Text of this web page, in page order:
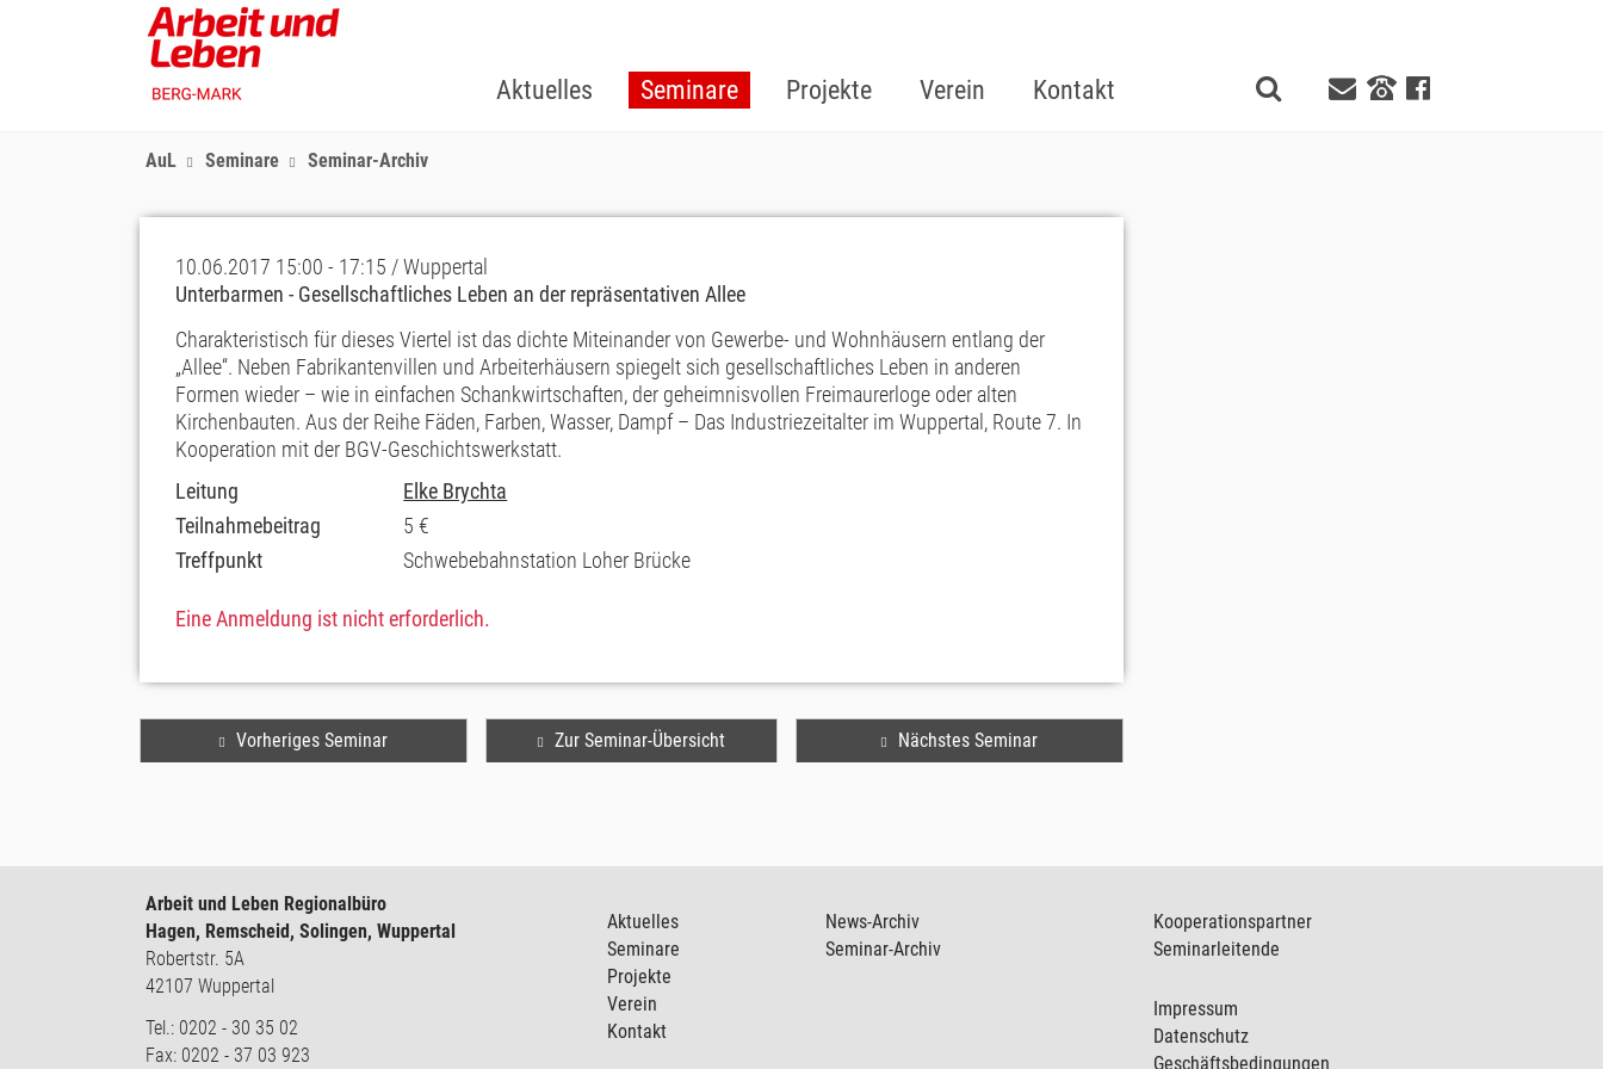
Aktuelles Seminare Projekte Verein Kontakt
AuL Seminare Seminar-Archiv
10.06.2017 15:00 - 17:15 / Wuppertal
Unterbarmen - Gesellschaftliches Leben an der repräsentativen Allee
Charakteristisch für dieses Viertel ist das dichte Miteinander von Gewerbe- und Wohnhäusern entlang der
„Allee“. Neben Fabrikantenvillen und Arbeiterhäusern spiegelt sich gesellschaftliches Leben in anderen
Formen wieder – wie in einfachen Schankwirtschaften, der geheimnisvollen Freimaurerloge oder alten
Kirchenbauten. Aus der Reihe Fäden, Farben, Wasser, Dampf – Das Industriezeitalter im Wuppertal, Route 7. In
Kooperation mit der BGV-Geschichtswerkstatt.
Leitung
Elke Brychta
Teilnahmebeitrag
5 €
Treffpunkt
Schwebebahnstation Loher Brücke
Eine Anmeldung ist nicht erforderlich.
Vorheriges Seminar Zur Seminar-Übersicht Nächstes Seminar
Arbeit und Leben Regionalbüro
Hagen, Remscheid, Solingen, Wuppertal
Robertstr. 5A
42107 Wuppertal
Tel.: 0202 - 30 35 02
Fax: 0202 - 37 03 923
Aktuelles
Seminare
Projekte
Verein
Kontakt
News-Archiv
Seminar-Archiv
Kooperationspartner
Seminarleitende
Impressum
Datenschutz
Geschäftsbedingungen